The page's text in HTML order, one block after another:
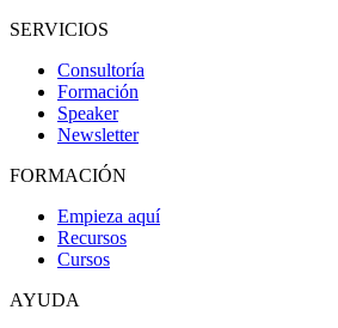
SERVICIOS
Consultoría
Formación
Speaker
Newsletter
FORMACIÓN
Empieza aquí
Recursos
Cursos
AYUDA